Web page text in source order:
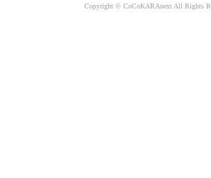
Copyright © CoCoKARAnext All Rights